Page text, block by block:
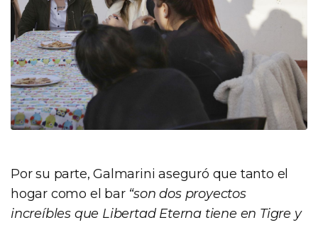
Por su parte, Galmarini aseguró que tanto el
hogar como el bar “son dos proyectos
increíbles que Libertad Eterna tiene en Tigre y